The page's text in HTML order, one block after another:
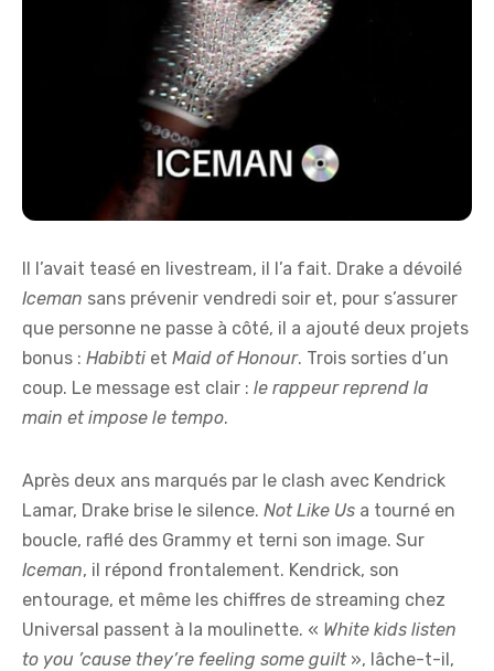
Il l’avait teasé en livestream, il l’a fait. Drake a dévoilé
Iceman sans prévenir vendredi soir et, pour s’assurer
que personne ne passe à côté, il a ajouté deux projets
bonus : Habibti et Maid of Honour. Trois sorties d’un
coup. Le message est clair : le rappeur reprend la
main et impose le tempo.
Après deux ans marqués par le clash avec Kendrick
Lamar, Drake brise le silence. Not Like Us a tourné en
boucle, raflé des Grammy et terni son image. Sur
Iceman, il répond frontalement. Kendrick, son
entourage, et même les chiffres de streaming chez
Universal passent à la moulinette. « White kids listen
to you ’cause they’re feeling some guilt », lâche-t-il,